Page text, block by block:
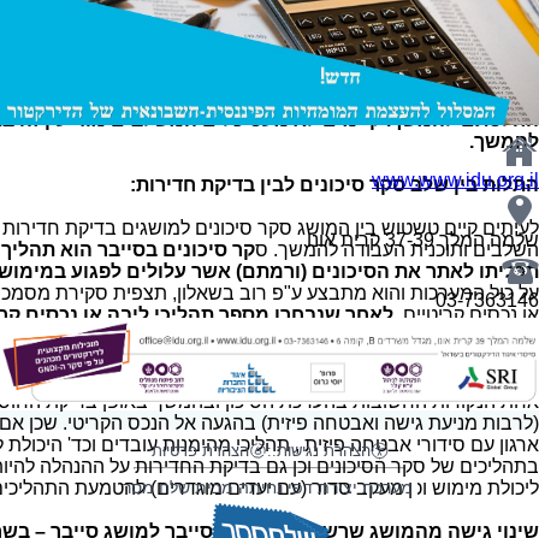
כדי לתקף את האיומים ולהיערך לקראתם, נדרש, בין היתר, ידע
והגורמים האחראים לבניית תוכנית העבודה והטמעתה בפועל. ידע זה
גלויים) והיסטוריית אירועים המופקת ע"י חברות מובילות וגופי מחקר
תקיפה וכד'). אלו יאפשרו להנהלה קבל תמונת מצב מתוקפת על
החלטתם להמשך. קיימים לא מעט כלים המשלבים מודיעין זה
להמשך.
התלות בין שלב סקר סיכונים לבין בדיקת חדירות:
לעיתים קיים טשטוש בין המושג סקר סיכונים למושגים בדיקת
השלבים ותוכנית העבודה להמשך. סקר סיכונים בסייבר הוא
תכליתו לאתר את הסיכונים (ורמתם) אשר עלולים לפגוע במימוש
על כול המערכות והוא מתבצע ע"פ רוב בשאלון, תצפית סקירת
או נכסים קריטיים. לאחר שנבחרו מספר תהליכי ליבה או נכסים
להתעמק, להשקיע משאבים במטרה לאתר את החולשות הפערים
התקיפה ע"י טיפול ליקויים.בדיקה טכנולוגית זו לאיתור חולשות
אחת הנקודות החשובות בהערכת הסיכון ובהמשך באופן בדיקת
(לרבות מניעת גישה ואבטחה פיזית) בהגעה אל הנכס הקריטי. שכן
ארגון עם סידורי אבטחה פיזית , תהליכי מהימנות עובדים וכד'
בתהליכים של סקר הסיכונים וכן גם בדיקת החדירות על ההנהלה
ליכולת מימוש וכן מעקב סדור (עם יעדים מוגדרים) להטמעת
שינוי גישה מהמושג שרשרת אספקה בסייבר למושג סייבר –
www.www.idu.org.il
שלמה המלך 37-39 קרית אונו
03-7363146
הצהרת נגישות:: הצהרת פרטיות
מערכת יצירת דפי נחיתה מבית שלח מסר